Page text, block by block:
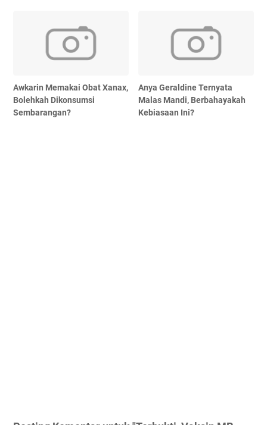
Awkarin Memakai Obat Xanax,
Bolehkah Dikonsumsi
Sembarangan?
Anya Geraldine Ternyata
Malas Mandi, Berbahayakah
Kebiasaan Ini?